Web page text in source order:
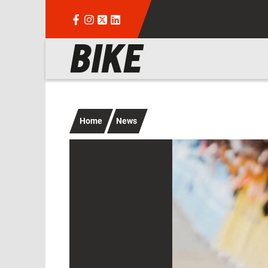
Navigazione principale
Home News
Immagine